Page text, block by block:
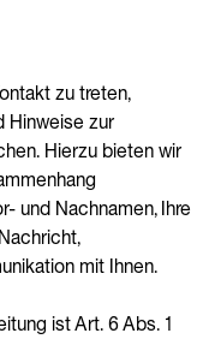
zu treten,
Hinweise zur
Hierzu bieten wir
und Nachnamen, Ihre
mit Ihnen.
ist Art. 6 Abs. 1